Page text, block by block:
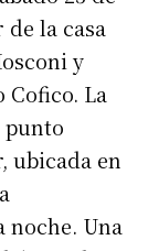
la casa
y
La
ubicada en
noche. Una